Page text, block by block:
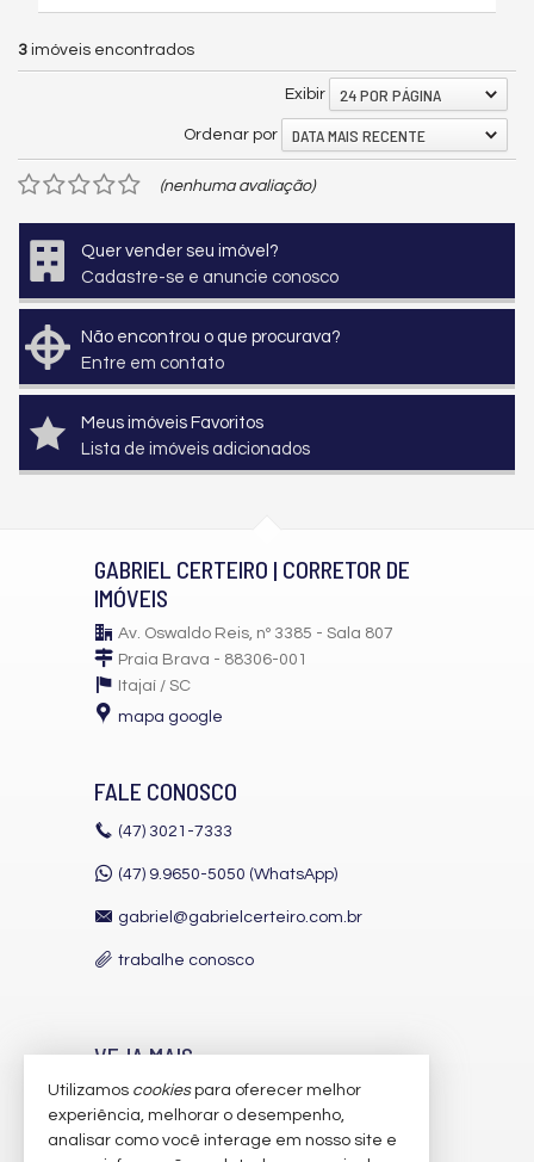
3 imóveis encontrados
Exibir 24 POR PÁGINA
Ordenar por DATA MAIS RECENTE
(nenhuma avaliação)
Quer vender seu imóvel?
Cadastre-se e anuncie conosco
Não encontrou o que procurava?
Entre em contato
Meus imóveis Favoritos
Lista de imóveis adicionados
GABRIEL CERTEIRO | CORRETOR DE
IMÓVEIS
Av. Oswaldo Reis, nº 3385 - Sala 807
Praia Brava - 88306-001
Itajaí / SC
mapa google
FALE CONOSCO
(47) 3021-7333
(47) 9.9650-5050 (WhatsApp)
gabriel@gabrielcerteiro.com.br
trabalhe conosco
VEJA MAIS
receba nosso newsletter
indicadores financeiros
Utilizamos cookiespara oferecer melhor
experiência, melhorar o desempenho,
analisar como você interage em nosso site e